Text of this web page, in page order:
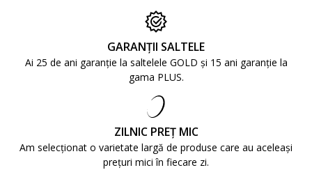
GARANȚII SALTELE
Ai 25 de ani garanție la saltelele GOLD și 15 ani garanție la
gama PLUS.
ZILNIC PREȚ MIC
Am selecționat o varietate largă de produse care au aceleași
prețuri mici în fiecare zi.